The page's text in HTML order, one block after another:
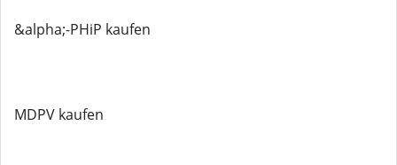
&alpha;-PHiP kaufen
MDPV kaufen